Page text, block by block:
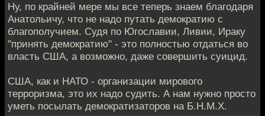
Ну, по крайней мере мы все теперь знаем благодаря
Анатольичу, что не надо путать демократию с
благополучием. Судя по Югославии, Ливии, Ираку
"принять демократию" - это полностью отдаться во
власть США, а возможно, даже совершить суицид.
США, как и НАТО - организации мирового
терроризма, это их надо судить. А нам нужно просто
уметь посылать демократизаторов на Б.Н.М.Х.